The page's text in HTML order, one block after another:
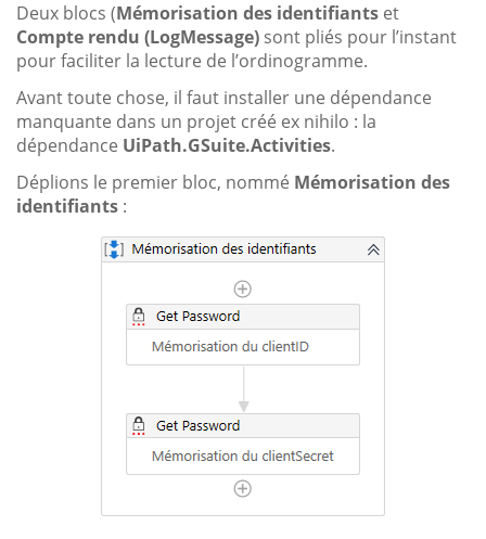
Deux blocs (Mémorisation des identifiants et
Compte rendu (LogMessage) sont pliés pour l’instant
pour faciliter la lecture de l’ordinogramme.
Avant toute chose, il faut installer une dépendance
manquante dans un projet créé ex nihilo : la
dépendance UiPath.GSuite.Activities.
Déplions le premier bloc, nommé Mémorisation des
identifiants :